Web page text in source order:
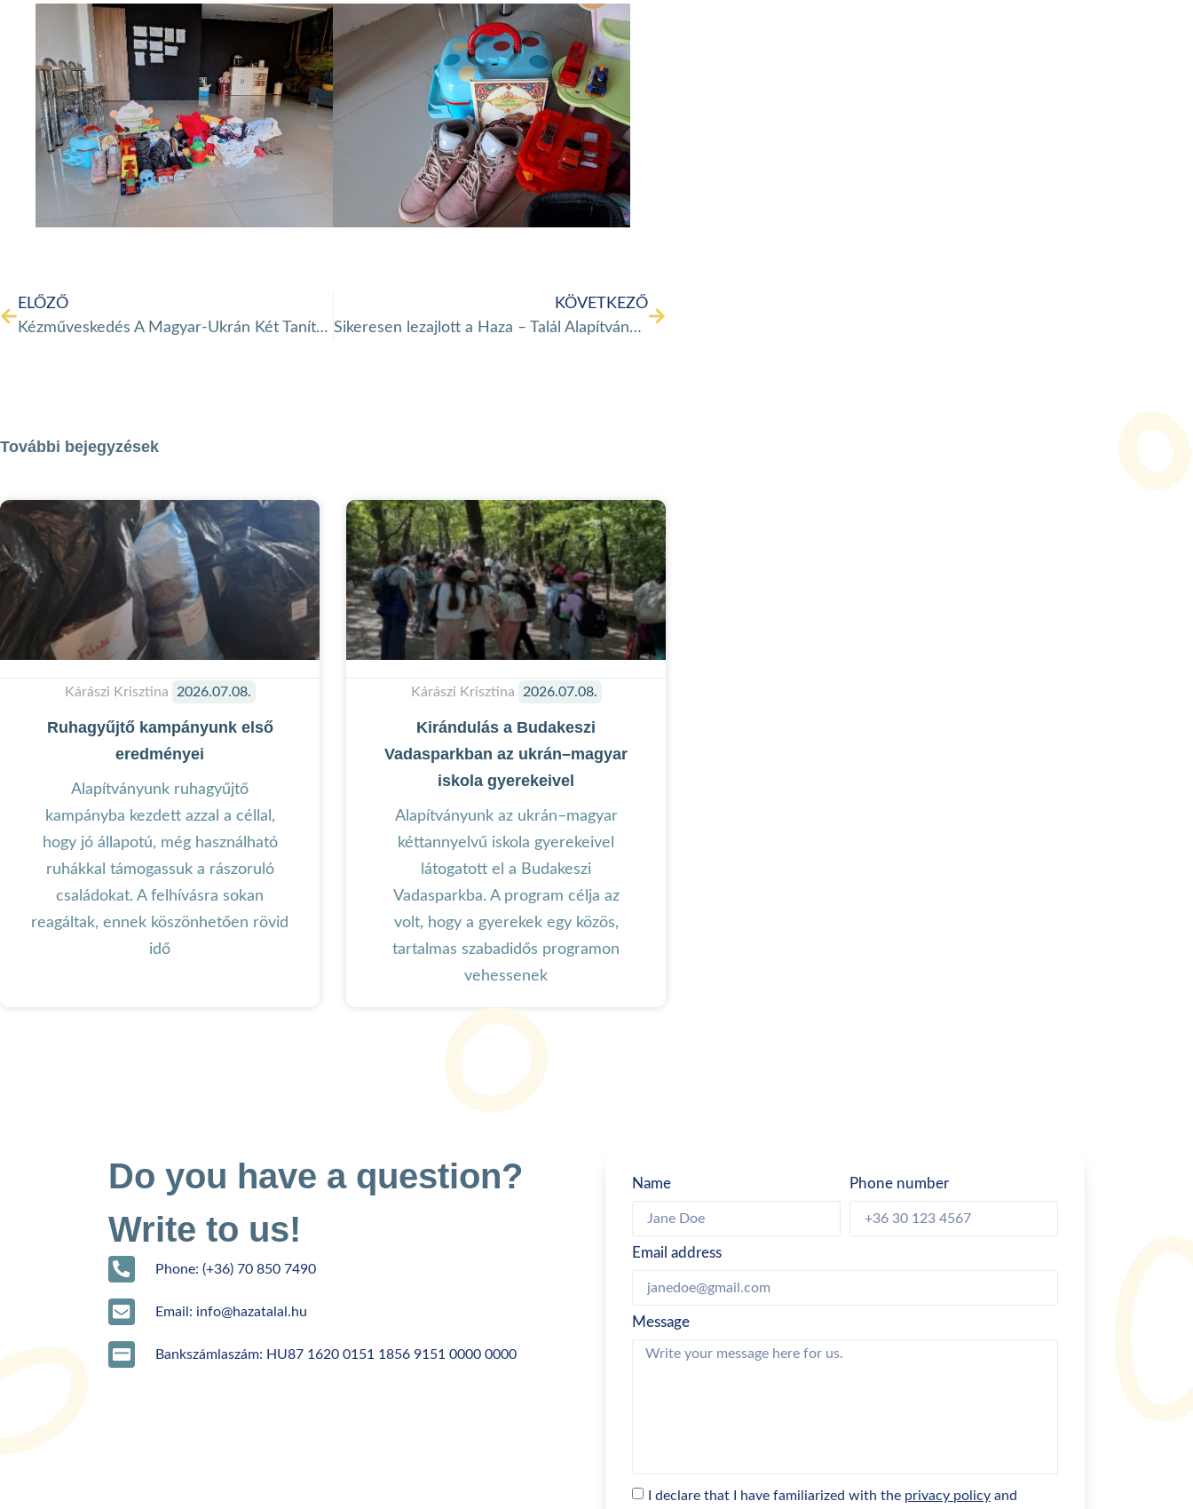
ELŐZŐ
Kézműveskedés A Magyar-Ukrán Két Tanítási Nyelvű Általános Iskola ésGimnáziumban
KÖVETKEZŐ
Sikeresen lezajlott a Haza – Talál Alapítvány közösségi terének megnyitója! 🎉
További bejegyzések
Ruhagyűjtő kampányunk első
eredményei
Alapítványunk ruhagyűjtő
kampányba kezdett azzal a céllal,
hogy jó állapotú, még használható
ruhákkal támogassuk a rászoruló
családokat. A felhívásra sokan
reagáltak, ennek köszönhetően rövid
idő
Kárászi Krisztina 2026.07.08.
Kirándulás a Budakeszi
Vadasparkban az ukrán–magyar
iskola gyerekeivel
Alapítványunk az ukrán–magyar
kéttannyelvű iskola gyerekeivel
látogatott el a Budakeszi
Vadasparkba. A program célja az
volt, hogy a gyerekek egy közös,
tartalmas szabadidős programon
vehessenek
Kárászi Krisztina 2026.07.08.
Do you have a question?
Write to us!
Phone: (+36) 70 850 7490
Email: info@hazatalal.hu
Bankszámlaszám: HU87 1620 0151 1856 9151 0000 0000
Name Phone number
Email address
Message
I declare that I have familiarized with the privacy policy and